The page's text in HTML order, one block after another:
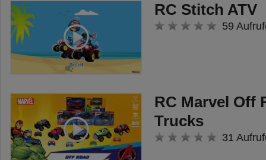
• USB-Ladekabel im Fahrzeug,
Ladezeit: ca. 60 Min., Fahrzeit: ca.
20 Min., Sleep-Modus nach 5 Min.
• inkl. 2x 1,5V R6 Batterie für
Akku im Fahrzeug, 2 Pylonen
Auto ferngesteuert: Rasanter
Fahr- und Drift-Spaß für Kids
RC Stitch ATV
59
RC Marvel Off
Trucks
31